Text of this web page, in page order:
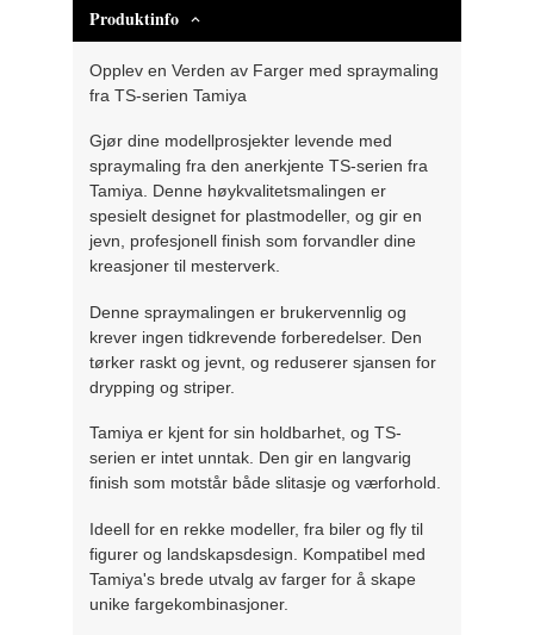
Produktinfo
Opplev en Verden av Farger med spraymaling
fra TS-serien Tamiya
Gjør dine modellprosjekter levende med
spraymaling fra den anerkjente TS-serien fra
Tamiya. Denne høykvalitetsmalingen er
spesielt designet for plastmodeller, og gir en
jevn, profesjonell finish som forvandler dine
kreasjoner til mesterverk.
Denne spraymalingen er brukervennlig og
krever ingen tidkrevende forberedelser. Den
tørker raskt og jevnt, og reduserer sjansen for
drypping og striper.
Tamiya er kjent for sin holdbarhet, og TS-
serien er intet unntak. Den gir en langvarig
finish som motstår både slitasje og værforhold.
Ideell for en rekke modeller, fra biler og fly til
figurer og landskapsdesign. Kompatibel med
Tamiya's brede utvalg av farger for å skape
unike fargekombinasjoner.